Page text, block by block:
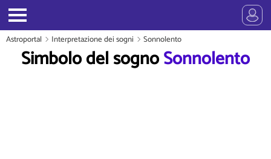
Astroportal Interpretazione dei sogni Sonnolento
Simbolo del sognoSonnolento